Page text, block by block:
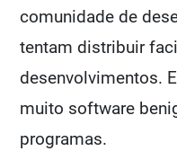
comunidade de
tentam distribuir
desenvolvimentos.
muito software
programas.